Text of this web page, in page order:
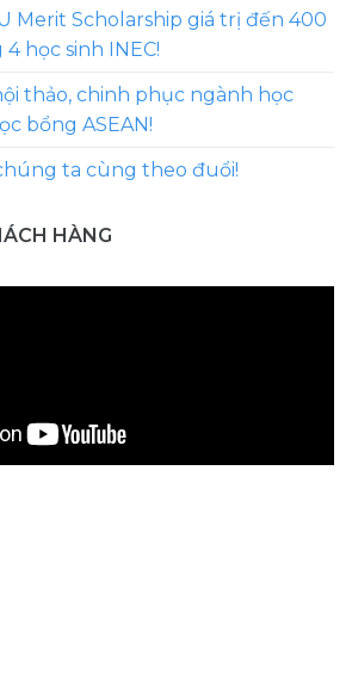
Merit Scholarship giá trị đến 400
học sinh INEC!
thảo, chinh phục ngành học
bổng ASEAN!
ta cùng theo đuổi!
HÀNG